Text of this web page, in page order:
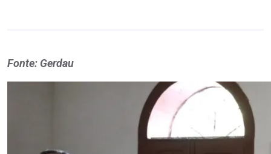
Fonte: Gerdau